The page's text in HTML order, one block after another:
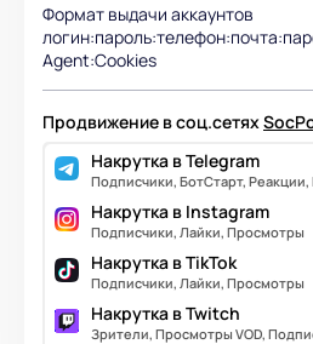
Формат выдачи аккаунтов
Agent:Cookies
Продвижение в соц.сетях
Накрутка в Telegram
Подписчики, БотСтарт,
Накрутка в Instagram
Подписчики, Лайки, Просмотры
Накрутка в TikTok
Подписчики, Лайки, Просмотры
Накрутка в Twitch
Зрители, Просмотры VOD,